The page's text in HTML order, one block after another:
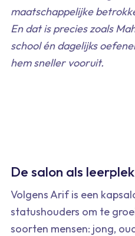
maatschappelijke
En dat is precies zoals
school én dagelijks
hem sneller vooruit.
De salon als leerplek
Volgens Arif is een
statushouders om te
soorten mensen: jong,